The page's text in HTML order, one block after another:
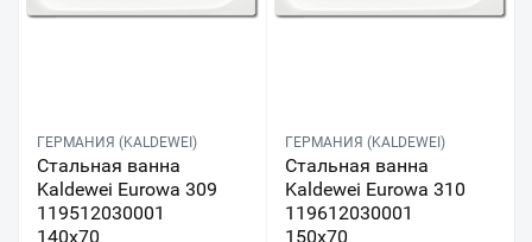
ГЕРМАНИЯ (KALDEWEI)
Стальная ванна
Kaldewei Eurowa 309
119512030001
140х70
ГЕРМАНИЯ (KALDEWEI)
Стальная ванна
Kaldewei Eurowa 310
119612030001
150х70